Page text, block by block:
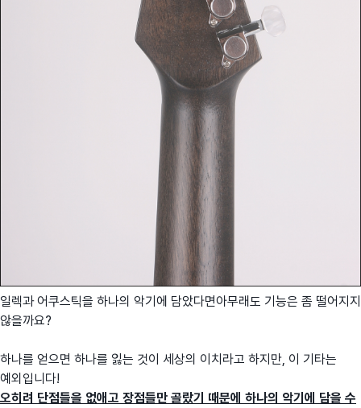
일렉과 어쿠스틱을 하나의 악기에 담았다면아무래도 기능은 좀 떨어지지
않을까요?
하나를 얻으면 하나를 잃는 것이 세상의 이치라고 하지만, 이 기타는
예외입니다!
오히려 단점들을 없애고 장점들만 골랐기 때문에 하나의 악기에 담을 수